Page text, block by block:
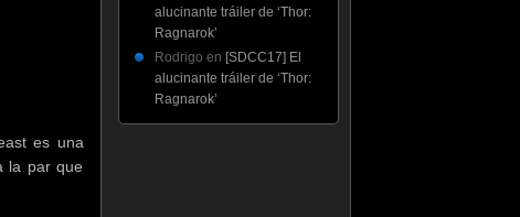
es una
la par que
alucinante tráiler de ‘Thor:
Ragnarok’
Rodrigo en [SDCC17] El
alucinante tráiler de ‘Thor:
Ragnarok’